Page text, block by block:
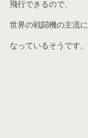
飛行できるので、
世界の戦闘機の主流に
なっているそうです。